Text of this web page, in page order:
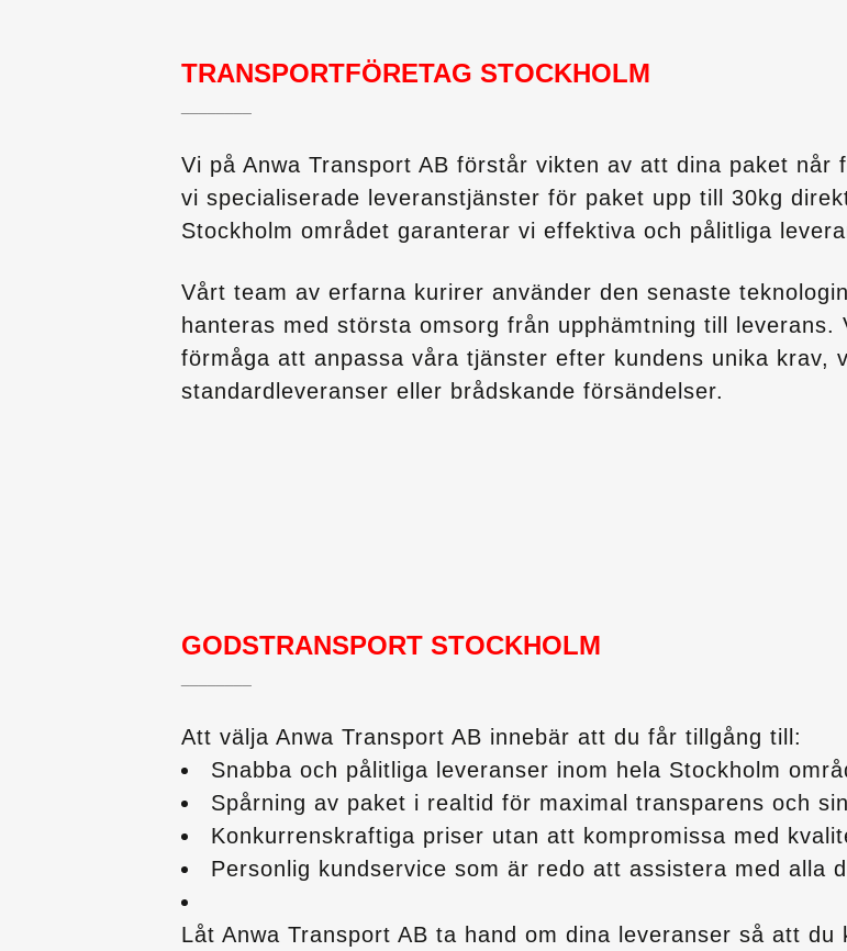
TRANSPORTFÖRETAG STOCKHOLM
Vi på Anwa Transport AB förstår vikten av att dina paket
vi specialiserade leveranstjänster för paket upp till 30kg
Stockholm området garanterar vi effektiva och pålitliga
Vårt team av erfarna kurirer använder den senaste
hanteras med största omsorg från upphämtning till
förmåga att anpassa våra tjänster efter kundens unika krav,
standardleveranser eller brådskande försändelser.
GODSTRANSPORT STOCKHOLM
Att välja Anwa Transport AB innebär att du får tillgång till:
Snabba och pålitliga leveranser inom hela Stockholm
Spårning av paket i realtid för maximal transparens och
Konkurrenskraftiga priser utan att kompromissa med
Personlig kundservice som är redo att assistera med alla
Låt Anwa Transport AB ta hand om dina leveranser så att